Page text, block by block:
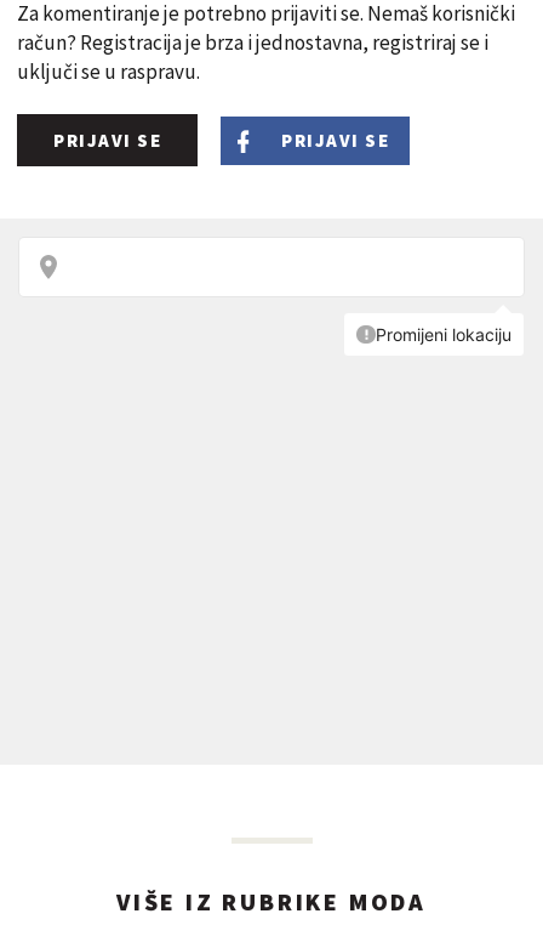
Za komentiranje je potrebno prijaviti se. Nemaš korisnički
račun? Registracija je brza i jednostavna, registriraj se i
uključi se u raspravu.
PRIJAVI SE PRIJAVI SE
VIŠE IZ RUBRIKE MODA